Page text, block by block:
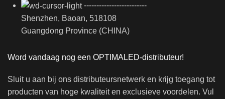
-------------------------
Shenzhen, Baoan, 518108
Guangdong Province (CHINA)
Word vandaag nog een OPTIMALED-distributeur!
Sluit u aan bij ons distributeursnetwerk en krijg toegang tot
producten van hoge kwaliteit en exclusieve voordelen. Vul